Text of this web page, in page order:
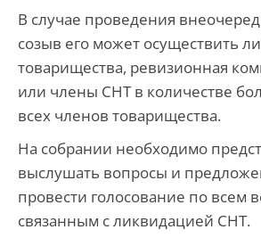
В случае проведения
созыв его может осуществить
товарищества, ревизионная
или члены СНТ в количестве
всех членов товарищества.
На собрании необходимо
выслушать вопросы и
провести голосование по всем
связанным с ликвидацией СНТ.